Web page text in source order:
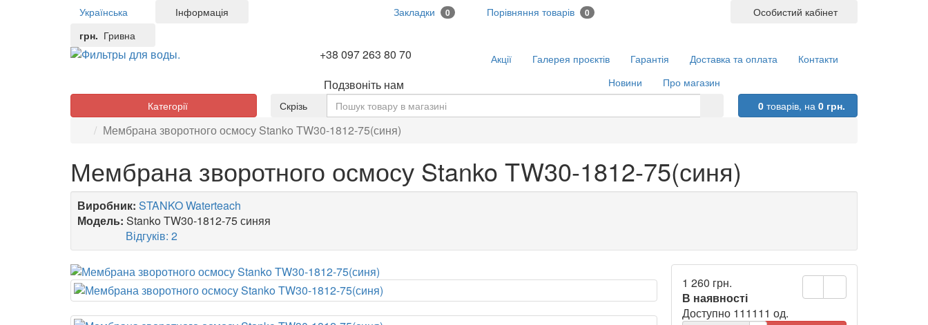
Українська
грн. Гривна
Особистий кабінет
Інформація Закладки 0 Порівняння товарів 0
+38 097 263 80 70
Подзвоніть нам
Акції Галерея проєктів Гарантія Доставка та оплата
Контакти
Новини
Про магазин
Скрізь
0 товарів, на0 грн.
Категорії
Мембрана зворотного осмосу Stanko TW30-1812-75(синя)
Мембрана зворотного осмосу Stanko TW30-1812-75(синя)
Виробник: STANKO Waterteach
Модель: Stanko TW30-1812-75 синяя
Відгуків: 2
1 260 грн.
В наявності
Доступно 111111 од.